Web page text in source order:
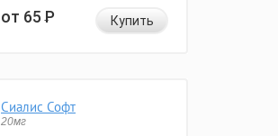
от 65Р Купить
Сиалис Софт
20мг